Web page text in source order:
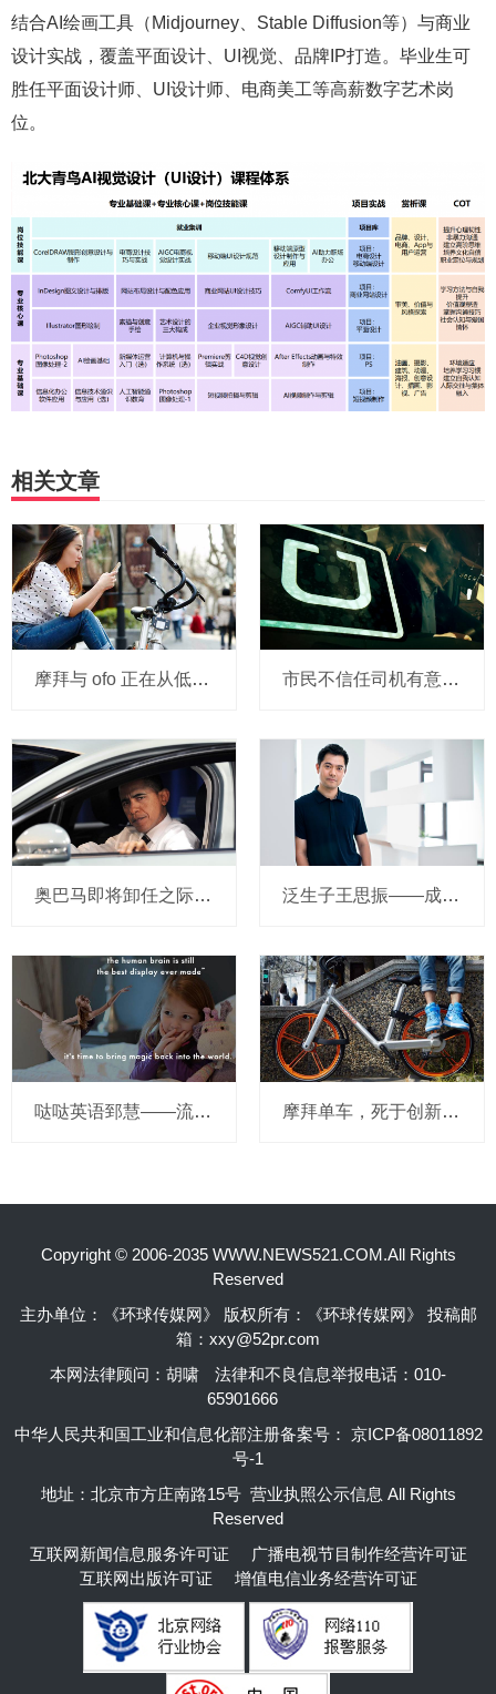
结合AI绘画工具（Midjourney、Stable Diffusion等）与商业
设计实战，覆盖平面设计、UI视觉、品牌IP打造。毕业生可
胜任平面设计师、UI设计师、电商美工等高薪数字艺术岗
位。
相关文章
摩拜与 ofo 正在从低端出发颠覆滴滴？三家的机会与风险 市民不信任司机有意见，Uber的匹兹堡自动驾驶路试难度不小，路况也来捣乱
奥巴马即将卸任之际，要让无人驾驶汽车合法化？ 泛生子王思振——成立两年，融资数亿，基因检测如何帮助人类战胜癌症？
哒哒英语郅慧——流量这杯毒酒，你还喝吗？ 摩拜单车，死于创新的一百万种方式
Copyright © 2006-2035 WWW.NEWS521.COM.All Rights
Reserved
主办单位：《环球传媒网》 版权所有：《环球传媒网》 投稿邮
箱：xxy@52pr.com
本网法律顾问：胡啸
法律和不良信息举报电话：010-
65901666
中华人民共和国工业和信息化部注册备案号： 京ICP备08011892
号-1
地址：北京市方庄南路15号 营业执照公示信息 All Rights
Reserved
互联网新闻信息服务许可证
广播电视节目制作经营许可证
互联网出版许可证
增值电信业务经营许可证